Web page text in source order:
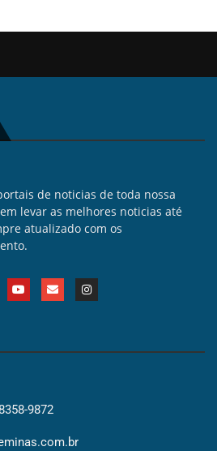
de noticias de toda nossa
levar as melhores noticias até
atualizado com os
9872